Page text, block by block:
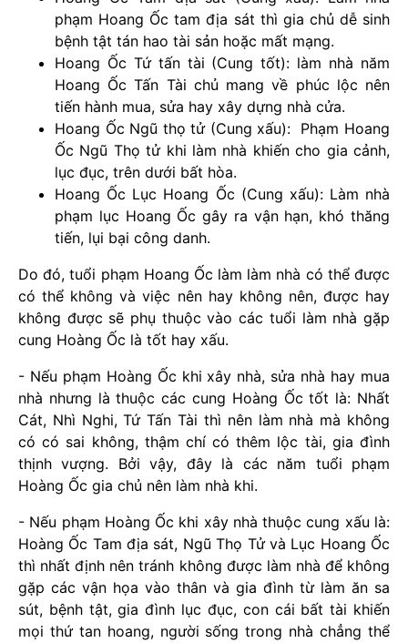
phạm Hoang Ốc tam địa sát thì gia chủ dễ sinh
bệnh tật tán hao tài sản hoặc mất mạng.
Hoang Ốc Tứ tấn tài (Cung tốt): làm nhà năm
Hoang Ốc Tấn Tài chủ mang về phúc lộc nên
tiến hành mua, sửa hay xây dựng nhà cửa.
Hoang Ốc Ngũ thọ tử (Cung xấu): Phạm Hoang
Ốc Ngũ Thọ tử khi làm nhà khiến cho gia cảnh,
lục đục, trên dưới bất hòa.
Hoang Ốc Lục Hoang Ốc (Cung xấu): Làm nhà
phạm lục Hoang Ốc gây ra vận hạn, khó thăng
tiến, lụi bại công danh.
Do đó, tuổi phạm Hoang Ốc làm làm nhà có thể được
có thể không và việc nên hay không nên, được hay
không được sẽ phụ thuộc vào các tuổi làm nhà gặp
cung Hoàng Ốc là tốt hay xấu.
- Nếu phạm Hoàng Ốc khi xây nhà, sửa nhà hay mua
nhà nhưng là thuộc các cung Hoàng Ốc tốt là: Nhất
Cát, Nhì Nghi, Tứ Tấn Tài thì nên làm nhà mà không
có có sai không, thậm chí có thêm lộc tài, gia đình
thịnh vượng. Bởi vậy, đây là các năm tuổi phạm
Hoàng Ốc gia chủ nên làm nhà khi.
- Nếu phạm Hoàng Ốc khi xây nhà thuộc cung xấu là:
Hoàng Ốc Tam địa sát, Ngũ Thọ Tử và Lục Hoang Ốc
thì nhất định nên tránh không được làm nhà để không
gặp các vận họa vào thân và gia đình từ làm ăn sa
sút, bệnh tật, gia đình lục đục, con cái bất tài khiến
mọi thứ tan hoang, người sống trong nhà chẳng thể